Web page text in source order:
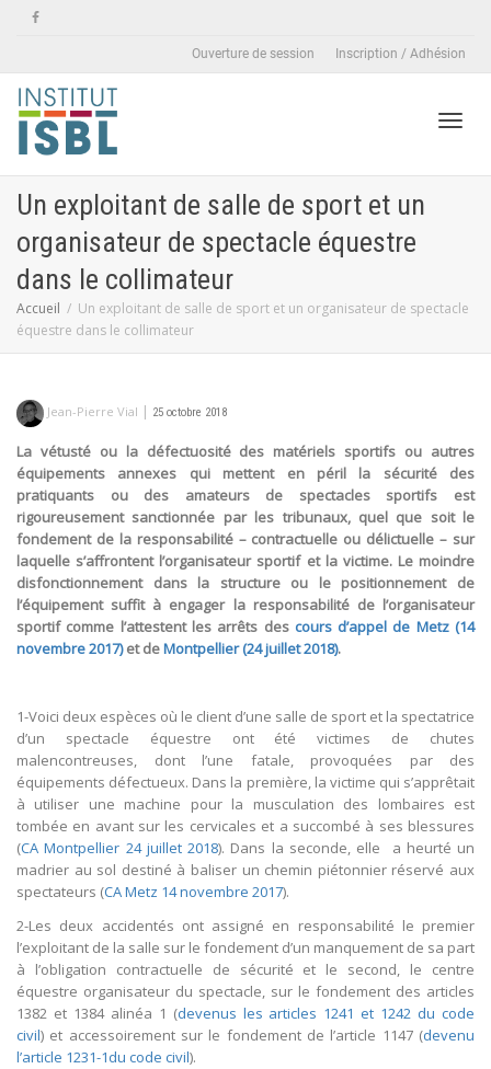
Ouverture de session Inscription / Adhésion
Un exploitant de salle de sport et un
organisateur de spectacle équestre
dans le collimateur
Accueil
Un exploitant de salle de sport et un organisateur de spectacle
équestre dans le collimateur
Jean-Pierre Vial | 25 octobre 2018
La vétusté ou la défectuosité des matériels sportifs ou autres
équipements annexes qui mettent en péril la sécurité des
pratiquants ou des amateurs de spectacles sportifs est
rigoureusement sanctionnée par les tribunaux, quel que soit le
fondement de la responsabilité – contractuelle ou délictuelle – sur
laquelle s’affrontent l’organisateur sportif et la victime. Le moindre
disfonctionnement dans la structure ou le positionnement de
l’équipement suffit à engager la responsabilité de l’organisateur
sportif comme l’attestent les arrêts des cours d’appel de Metz (14
novembre 2017)et deMontpellier (24 juillet 2018).
1-Voici deux espèces où le client d’une salle de sport et la spectatrice
d’un spectacle équestre ont été victimes de chutes
malencontreuses, dont l’une fatale, provoquées par des
équipements défectueux. Dans la première, la victime qui s’apprêtait
à utiliser une machine pour la musculation des lombaires est
tombée en avant sur les cervicales et a succombé à ses blessures
(CA Montpellier 24 juillet 2018). Dans la seconde, elle a heurté un
madrier au sol destiné à baliser un chemin piétonnier réservé aux
spectateurs (CA Metz 14 novembre 2017).
2-Les deux accidentés ont assigné en responsabilité le premier
l’exploitant de la salle sur le fondement d’un manquement de sa part
à l’obligation contractuelle de sécurité et le second, le centre
équestre organisateur du spectacle, sur le fondement des articles
1382 et 1384 alinéa 1 (devenus les articles 1241 et 1242 du code
civil) et accessoirement sur le fondement de l’article 1147 (devenu
l’article 1231-1du code civil).